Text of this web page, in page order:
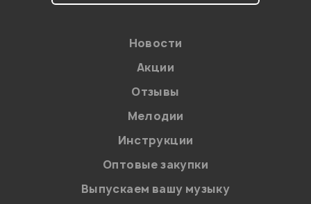
Новости
Акции
Отзывы
Мелодии
Инструкции
Оптовые закупки
Выпускаем вашу музыку